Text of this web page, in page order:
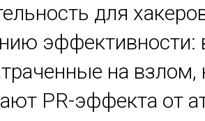
для
эффективности:
на взлом,
PR-эффекта от